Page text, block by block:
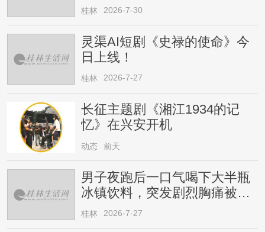
桂林 2026-7-30
灵渠AI短剧《史禄的使命》今
日上线！
桂林 2026-7-27
长征主题剧《湘江1934的记
忆》在兴安开机
动态 前天
男子夜跑后一口气喝下大半瓶
冰镇饮料，突发剧烈胸痛被送
医！医生提醒→
桂林 2026-7-27